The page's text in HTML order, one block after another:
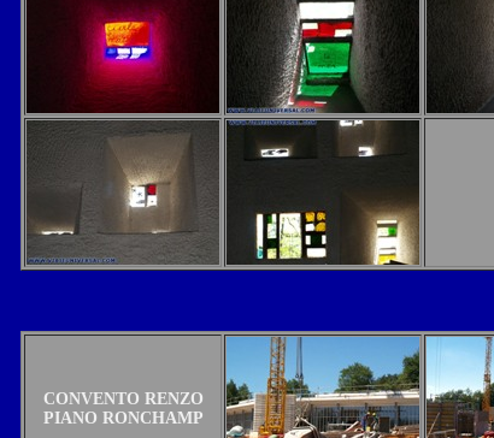
CONVENTO RENZO
PIANO RONCHAMP